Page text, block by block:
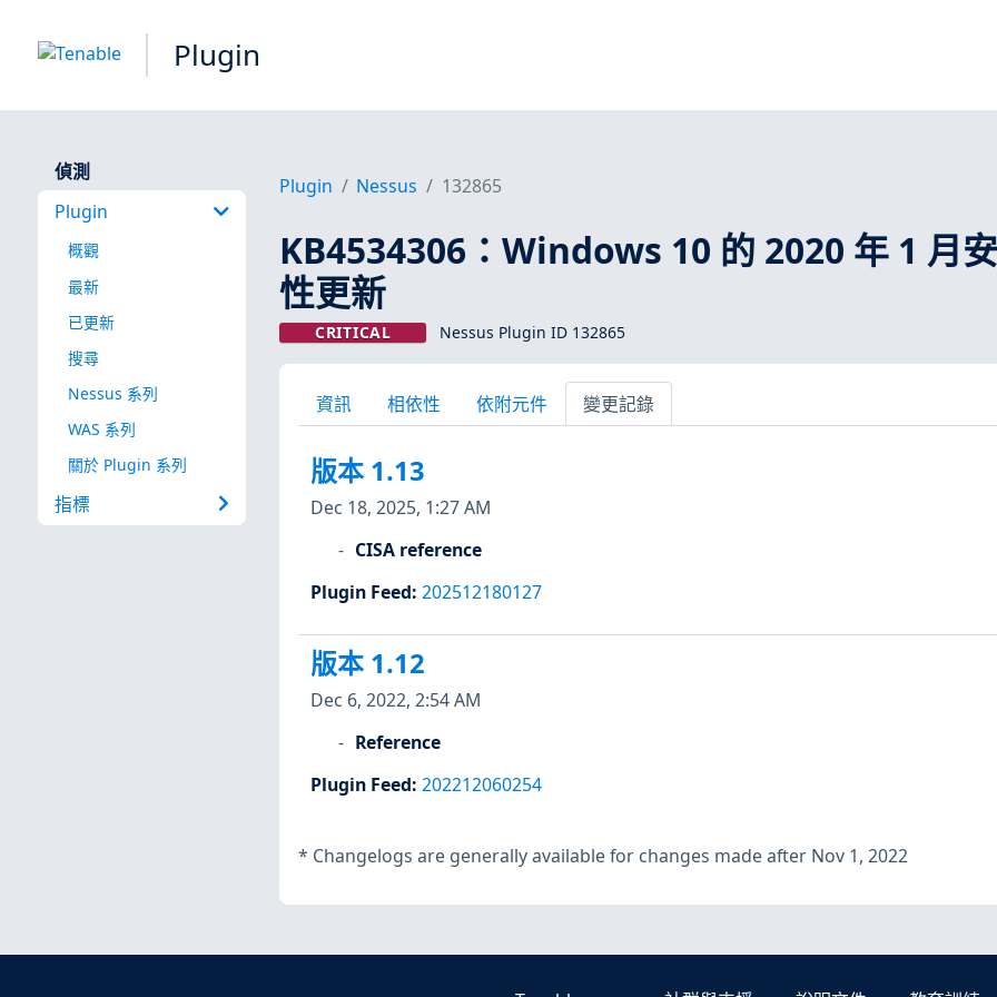
Plugin
偵測
Plugin
概觀
最新
已更新
搜尋
Nessus 系列
WAS 系列
關於 Plugin 系列
指標
Plugin Nessus 132865
KB4534306：Windows 10 的 2020 年 1 月
性更新
CRITICAL Nessus Plugin ID 132865
資訊 相依性 依附元件 變更記錄
版本 1.13
Dec 18, 2025, 1:27 AM
CISA reference
Plugin Feed: 202512180127
版本 1.12
Dec 6, 2022, 2:54 AM
Reference
Plugin Feed: 202212060254
* Changelogs are generally available for changes made after Nov 1, 2022